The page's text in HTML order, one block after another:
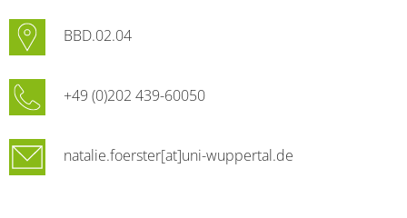
BBD.02.04
+49 (0)202 439-60050
natalie.foerster[at]uni-wuppertal.de